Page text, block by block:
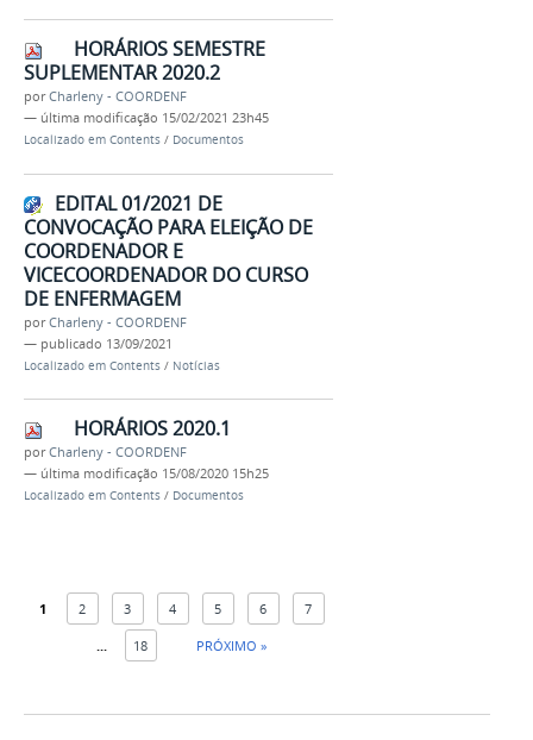
HORÁRIOS SEMESTRE
SUPLEMENTAR 2020.2
porCharleny - COORDENF
— última modificação 15/02/2021 23h45
Localizado em Contents / Documentos
EDITAL 01/2021 DE
CONVOCAÇÃO PARA ELEIÇÃO DE
COORDENADOR E
VICECOORDENADOR DO CURSO
DE ENFERMAGEM
porCharleny - COORDENF
— publicado 13/09/2021
Localizado em Contents / Notícias
HORÁRIOS 2020.1
porCharleny - COORDENF
— última modificação 15/08/2020 15h25
Localizado em Contents / Documentos
1 2 3 4 5 6 7
... 18 PRÓXIMO »